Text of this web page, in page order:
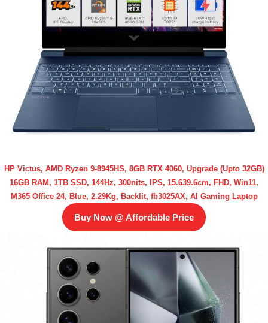
HP Victus, AMD Ryzen 9-8945HS, 8GB RTX 4060, Upgrade (Upto 32GB)
16GB RAM, 1TB SSD, 144Hz, 300nits, IPS, 15.639.6cm, FHD, Win11,
M365 Office 24, Blue, 2.29Kg, Backlit, fb3025AX, AI Gaming Laptop
Buy Now @ Affordable Price